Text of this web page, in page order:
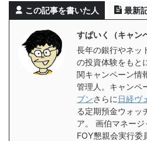
この記事を書いた人 最新
すぱいく（キャン
長年の銀行やネッ
の投資体験をもと
関キャンペーン情
管理人。キャンペ
ブンさらに 日経ヴ
る定期預金ウォッ
ア。 画伯マネー
FOY懇親会実行委